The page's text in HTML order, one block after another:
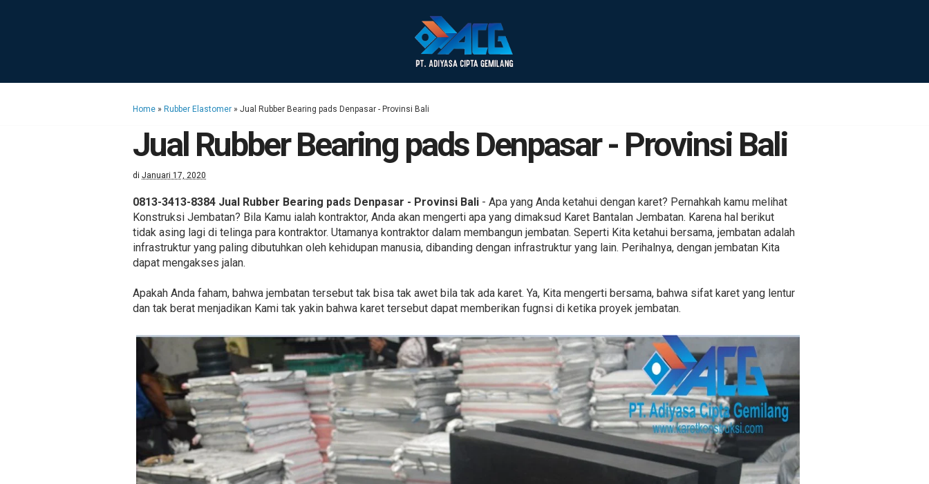
Home » Rubber Elastomer » Jual Rubber Bearing pads Denpasar - Provinsi Bali
Jual Rubber Bearing pads Denpasar - Provinsi Bali
di Januari 17, 2020
0813-3413-8384 Jual Rubber Bearing pads Denpasar - Provinsi Bali - Apa yang Anda ketahui dengan karet? Pernahkah kamu melihat
Konstruksi Jembatan? Bila Kamu ialah kontraktor, Anda akan mengerti apa yang dimaksud Karet Bantalan Jembatan. Karena hal berikut
tidak asing lagi di telinga para kontraktor. Utamanya kontraktor dalam membangun jembatan. Seperti Kita ketahui bersama, jembatan adalah
infrastruktur yang paling dibutuhkan oleh kehidupan manusia, dibanding dengan infrastruktur yang lain. Perihalnya, dengan jembatan Kita
dapat mengakses jalan.
Apakah Anda faham, bahwa jembatan tersebut tak bisa tak awet bila tak ada karet. Ya, Kita mengerti bersama, bahwa sifat karet yang lentur
dan tak berat menjadikan Kami tak yakin bahwa karet tersebut dapat memberikan fugnsi di ketika proyek jembatan.